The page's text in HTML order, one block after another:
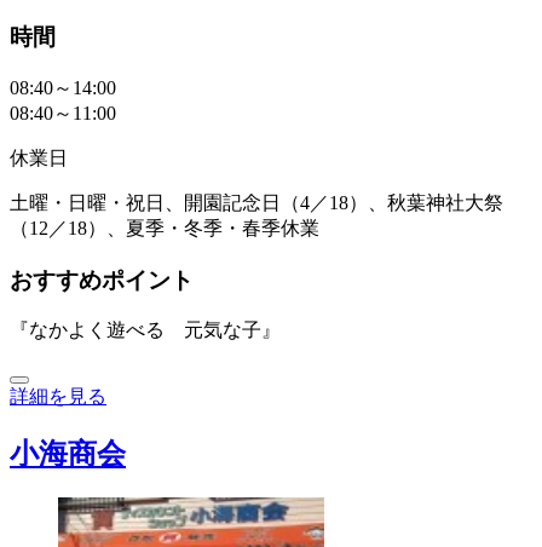
時間
08:40～14:00
08:40～11:00
休業日
土曜・日曜・祝日、開園記念日（4／18）、秋葉神社大祭
（12／18）、夏季・冬季・春季休業
おすすめポイント
『なかよく遊べる 元気な子』
詳細を見る
小海商会